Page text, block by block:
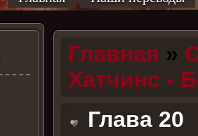
Главная »
Хатчинс -
Глава 20